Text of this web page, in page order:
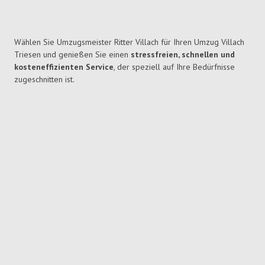
Wählen Sie Umzugsmeister Ritter Villach für Ihren Umzug Villach
Triesen und genießen Sie einen stressfreien, schnellen und
kosteneffizienten Service, der speziell auf Ihre Bedürfnisse
zugeschnitten ist.